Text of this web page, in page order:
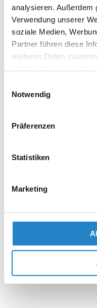
analysieren. Außerdem
Verwendung unserer
soziale Medien,
Partner führen diese
weiteren Daten
Notwendig
Präferenzen
Statistiken
Marketing